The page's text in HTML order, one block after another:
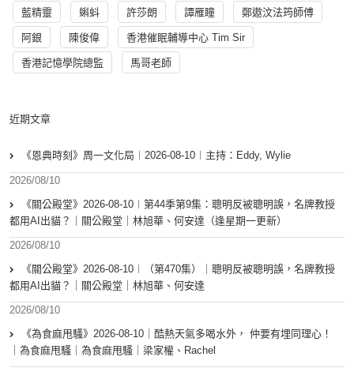
藍精靈 蝌蚪 許莎朗 譚雁瞳 鄭遨汶法筠師傅
阿銀 陳俊偉 香港催眠輔導中心 Tim Sir
香港記憶學院總監 馬哥老師
近期文章
《恩典時刻》周一文化局︱2026-08-10︱主持：Eddy, Wylie
2026/08/10
《關公殿堂》2026-08-10︱第44季第9集：聰明反被聰明誤，名牌教授
都用AI出貓？｜關公殿堂｜林旭華、何安達（逢星期一更新）
2026/08/10
《關公殿堂》2026-08-10︱（第470集）｜聰明反被聰明誤，名牌教授
都用AI出貓？｜關公殿堂｜林旭華、何安達
2026/08/10
《為食麻甩騷》2026-08-10｜酷熱天氣多喝水外， 仲要有埋同理心！
｜為食麻甩騷｜為食麻甩騷｜梁家權、Rachel